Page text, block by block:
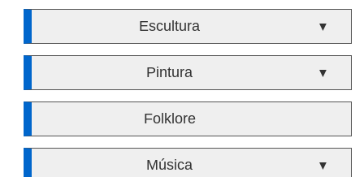
Escultura ▼
Pintura ▼
Folklore
Música ▼